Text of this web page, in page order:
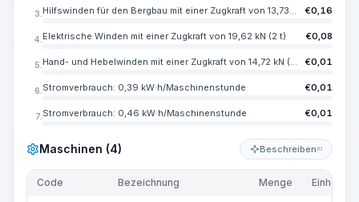
3. Hilfswinden für den Bergbau mit einer Zugkraft von 13,73 kN (1,4 t) €0,16
4. Elektrische Winden mit einer Zugkraft von 19,62 kN (2 t) €0,08
5. Hand- und Hebelwinden mit einer Zugkraft von 14,72 kN (1,5 t) €0,01
6. Stromverbrauch: 0,39 kW·h/Maschinenstunde €0,01
7. Stromverbrauch: 0,46 kW·h/Maschinenstunde €0,01
Maschinen (4) Beschreiben KI
Code Bezeichnung Menge Einheit